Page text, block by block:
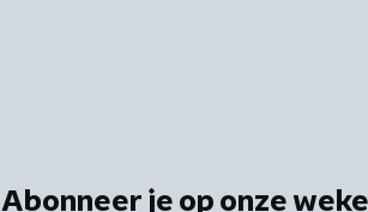
Abonneer je op onze